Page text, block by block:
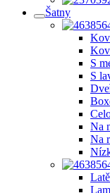
Šatny
S
S
Na
Na